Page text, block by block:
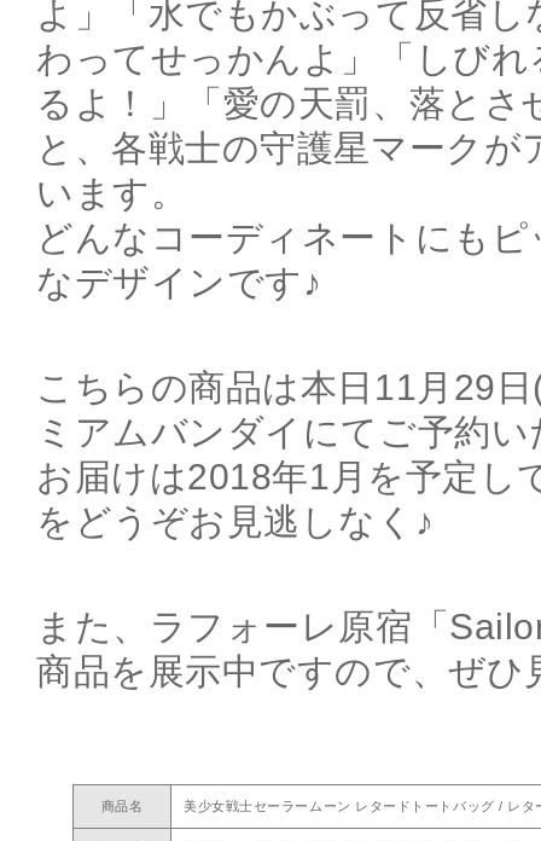
よ」「水でもかぶって反省
わってせっかんよ」「しび
るよ！」「愛の天罰、落とさ
と、各戦士の守護星マーク
います。
どんなコーディネートにも
なデザインです♪
こちらの商品は本日11月29
ミアムバンダイにてご予約
お届けは2018年1月を予定し
をどうぞお見逃しなく♪
また、ラフォーレ原宿「
商品を展示中ですので、ぜひ
商品名 美少女戦士セーラームーン レタードトートバッグ / レタ